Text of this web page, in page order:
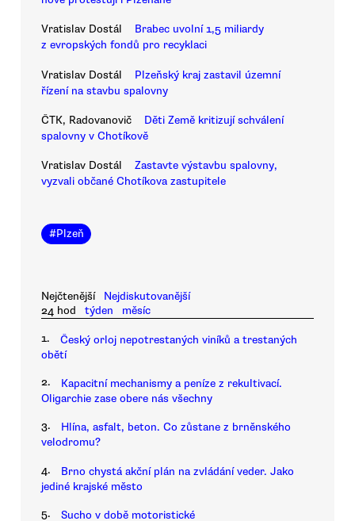
Vratislav Dostál
Brabec uvolní 1,5 miliardy
z evropských fondů pro recyklaci
Vratislav Dostál
Plzeňský kraj zastavil územní
řízení na stavbu spalovny
ČTK, Radovanovič
Děti Země kritizují schválení
spalovny v Chotíkově
Vratislav Dostál
Zastavte výstavbu spalovny,
vyzvali občané Chotíkova zastupitele
#Plzeň
Nejčtenější
Nejdiskutovanější
24 hod
týden měsíc
1.
Český orloj nepotrestaných viníků a trestaných
obětí
2.
Kapacitní mechanismy a peníze z rekultivací.
Oligarchie zase obere nás všechny
3.
Hlína, asfalt, beton. Co zůstane z brněnského
velodromu?
4.
Brno chystá akční plán na zvládání veder. Jako
jediné krajské město
5. Sucho v době motoristické